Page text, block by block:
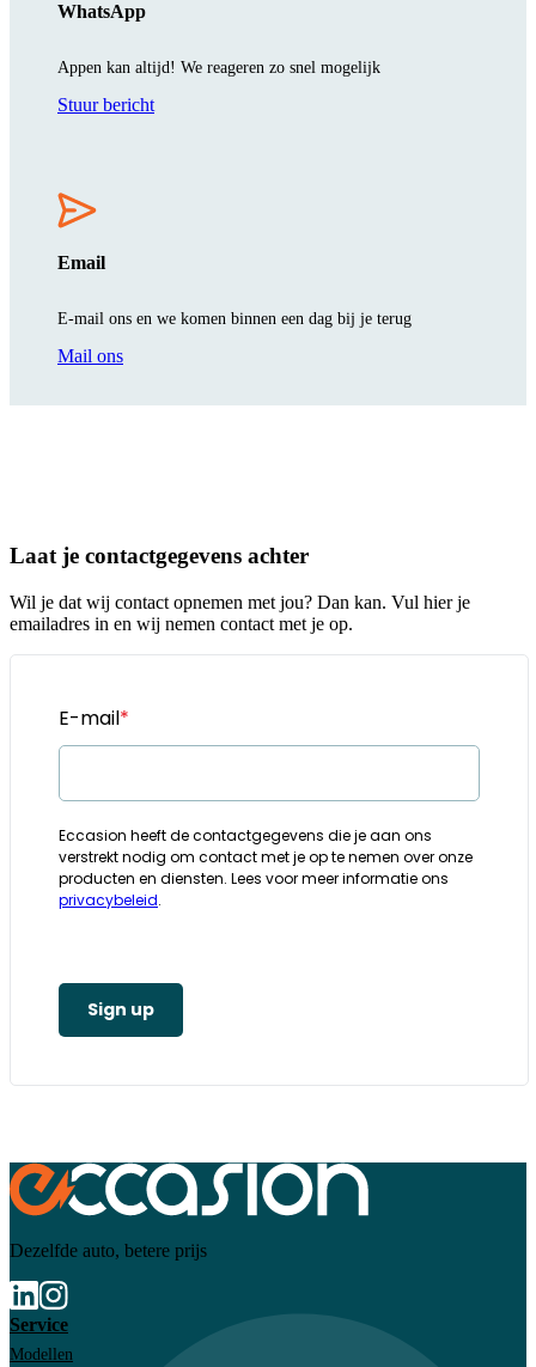
WhatsApp
Appen kan altijd! We reageren zo snel mogelijk
Stuur bericht
Email
E-mail ons en we komen binnen een dag bij je terug
Mail ons
Laat je contactgegevens achter
Wil je dat wij contact opnemen met jou? Dan kan. Vul hier je
emailadres in en wij nemen contact met je op.
E-mail*
Eccasion heeft de contactgegevens die je aan ons
verstrekt nodig om contact met je op te nemen over onze
producten en diensten. Lees voor meer informatie ons
privacybeleid.
Sign up
Dezelfde auto, betere prijs
Service
Modellen